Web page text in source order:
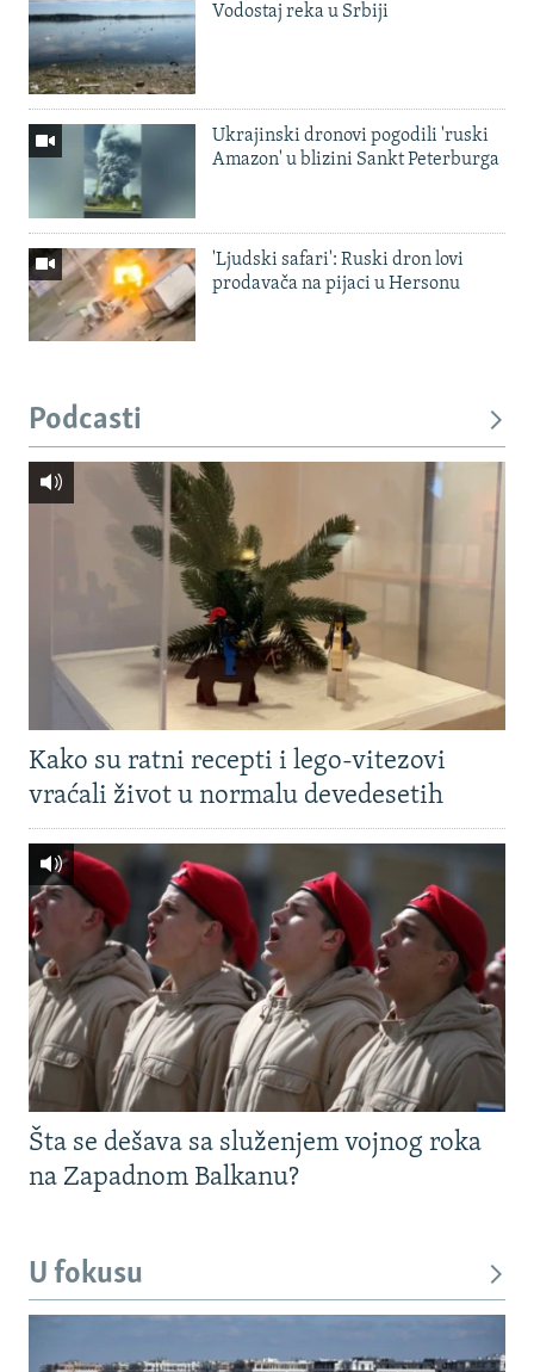
Vodostaj reka u Srbiji
Ukrajinski dronovi pogodili 'ruski
Amazon' u blizini Sankt Peterburga
'Ljudski safari': Ruski dron lovi
prodavača na pijaci u Hersonu
Podcasti
Kako su ratni recepti i lego-vitezovi
vraćali život u normalu devedesetih
Šta se dešava sa služenjem vojnog roka
na Zapadnom Balkanu?
U fokusu